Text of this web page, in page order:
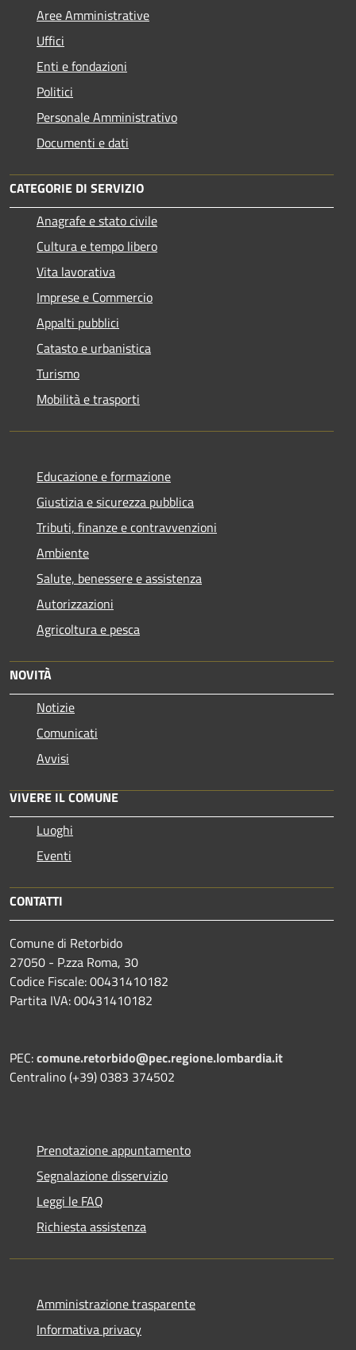
Aree Amministrative
Uffici
Enti e fondazioni
Politici
Personale Amministrativo
Documenti e dati
CATEGORIE DI SERVIZIO
Anagrafe e stato civile
Cultura e tempo libero
Vita lavorativa
Imprese e Commercio
Appalti pubblici
Catasto e urbanistica
Turismo
Mobilità e trasporti
Educazione e formazione
Giustizia e sicurezza pubblica
Tributi, finanze e contravvenzioni
Ambiente
Salute, benessere e assistenza
Autorizzazioni
Agricoltura e pesca
NOVITÀ
Notizie
Comunicati
Avvisi
VIVERE IL COMUNE
Luoghi
Eventi
CONTATTI
Comune di Retorbido
27050 - P.zza Roma, 30
Codice Fiscale: 00431410182
Partita IVA: 00431410182
PEC:comune.retorbido@pec.regione.lombardia.it
Centralino (+39) 0383 374502
Prenotazione appuntamento
Segnalazione disservizio
Leggi le FAQ
Richiesta assistenza
Amministrazione trasparente
Informativa privacy